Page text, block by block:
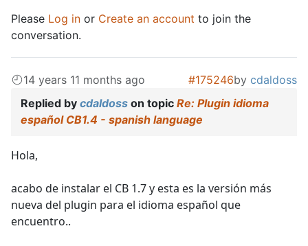
Please Log in or Create an account to join the
conversation.
14 years 11 months ago #175246by cdaldoss
Replied by cdaldoss on topic Re: Plugin idioma
español CB1.4 - spanish language
Hola,
acabo de instalar el CB 1.7 y esta es la versión más
nueva del plugin para el idioma español que
encuentro..